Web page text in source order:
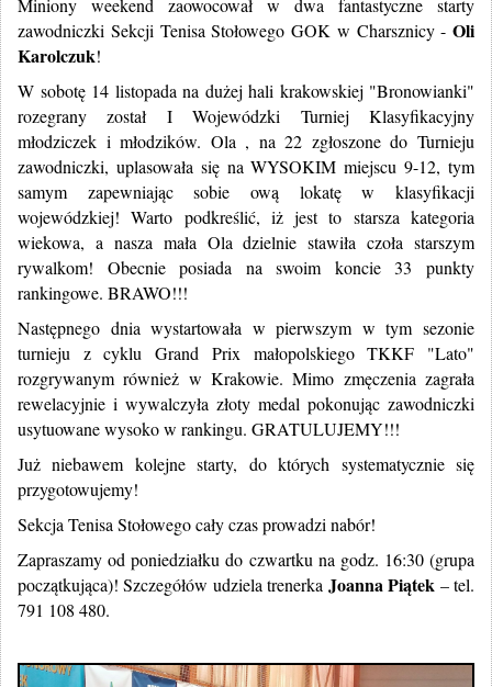
zawodniczki Sekcji Tenisa Stołowego GOK w Charsznicy - Oli
Karolczuk!
W sobotę 14 listopada na dużej hali krakowskiej "Bronowianki"
rozegrany został I Wojewódzki Turniej Klasyfikacyjny
młodziczek i młodzików. Ola , na 22 zgłoszone do Turnieju
zawodniczki, uplasowała się na WYSOKIM miejscu 9-12, tym
samym zapewniając sobie ową lokatę w klasyfikacji
wojewódzkiej! Warto podkreślić, iż jest to starsza kategoria
wiekowa, a nasza mała Ola dzielnie stawiła czoła starszym
rywalkom! Obecnie posiada na swoim koncie 33 punkty
rankingowe. BRAWO!!!
Następnego dnia wystartowała w pierwszym w tym sezonie
turnieju z cyklu Grand Prix małopolskiego TKKF "Lato"
rozgrywanym również w Krakowie. Mimo zmęczenia zagrała
rewelacyjnie i wywalczyła złoty medal pokonując zawodniczki
usytuowane wysoko w rankingu. GRATULUJEMY!!!
Już niebawem kolejne starty, do których systematycznie się
przygotowujemy!
Sekcja Tenisa Stołowego cały czas prowadzi nabór!
Zapraszamy od poniedziałku do czwartku na godz. 16:30 (grupa
początkująca)! Szczegółów udziela trenerka Joanna Piątek – tel.
791 108 480.